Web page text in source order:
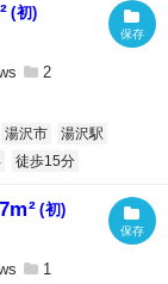
(初)
2
湯沢市
湯沢駅
徒歩15分
(初)
1